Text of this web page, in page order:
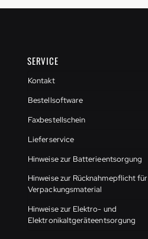
SERVICE
Kontakt
Bestellsoftware
Faxbestellschein
Lieferservice
Hinweise zur Batterieentsorgung
Hinweise zur Rücknahmepflicht für
Verpackungsmaterial
Hinweise zur Elektro- und
Elektronikaltgeräteentsorgung